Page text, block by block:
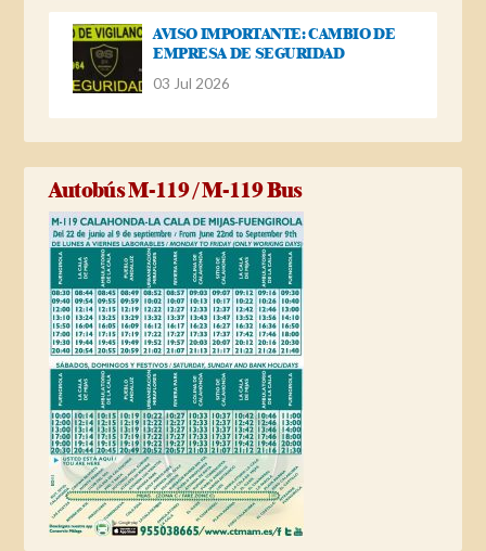
AVISO IMPORTANTE: CAMBIO DE
EMPRESA DE SEGURIDAD
03 Jul 2026
Autobús M-119 / M-119 Bus